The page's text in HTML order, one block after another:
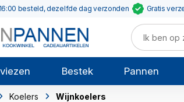
besteld, dezelfde dag verzonden Gratis
Bestek Pannen
Koelers Wijnkoelers